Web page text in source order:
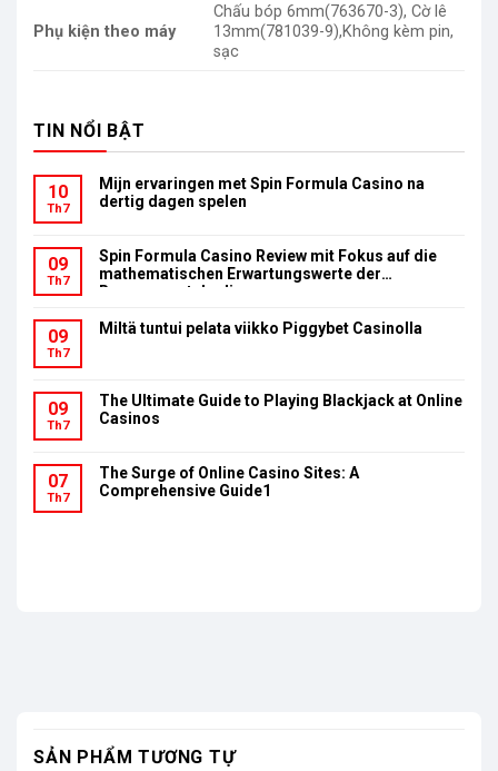
Phụ kiện theo máy
Chấu bóp 6mm(763670-3), Cờ lê
13mm(781039-9),Không kèm pin,
sạc
TIN NỔI BẬT
10
Th7
Mijn ervaringen met Spin Formula Casino na
dertig dagen spelen
09
Th7
Spin Formula Casino Review mit Fokus auf die
mathematischen Erwartungswerte der
Bonusumsatzbedingungen
09
Th7
Miltä tuntui pelata viikko Piggybet Casinolla
09
Th7
The Ultimate Guide to Playing Blackjack at Online
Casinos
07
Th7
The Surge of Online Casino Sites: A
Comprehensive Guide1
SẢN PHẨM TƯƠNG TỰ